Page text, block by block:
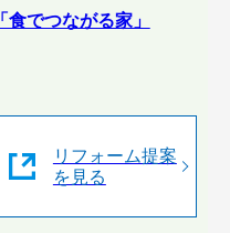
「食でつながる家」
リフォーム提案
を見る